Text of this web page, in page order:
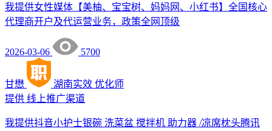
我提供女性媒体【美柚、宝宝树、妈妈网、小红书】全国核心
代理商开户及代运营业务，政策全网顶级
2026-03-06 5700
甘懋 湖南实效 优化师
提供 线上推广渠道
我提供抖音小护士银碗 洗菜盆 搅拌机 助力器 /凉席枕头腾讯